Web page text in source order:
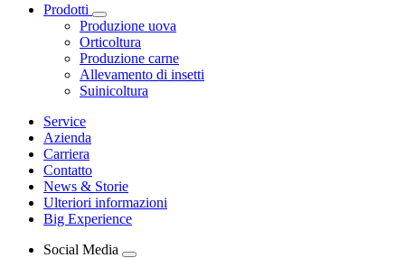
Prodotti
Produzione uova
Orticoltura
Produzione carne
Allevamento di insetti
Suinicoltura
Service
Azienda
Carriera
Contatto
News & Storie
Ulteriori informazioni
Big Experience
Social Media